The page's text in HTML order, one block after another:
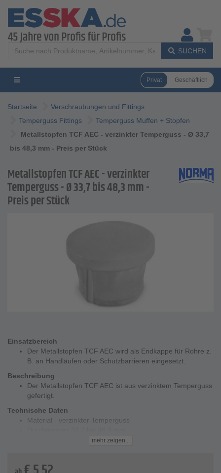
SUCHEN
Privat Geschäftlich
Startseite
Verschraubungen und Fittings
Temperguss Fittings
Temperguss Muffen + Stopfen
Metallstopfen TCF AEC - verzinkter Temperguss - Ø 33,7
bis 48,3 mm - Preis per Stück
Metallstopfen TCF AEC - verzinkter
Temperguss - Ø 33,7 bis 48,3 mm -
Preis per Stück
Einsatzbereich
Der Metallstopfen TCF AEC wird als Endkappe für Rohre z.
B. an Handläufen oder Schutzbarrieren eingesetzt.
Beschreibung
Der Metallstopfen TCF AEC ist aus verzinktem Temperguss
gefertigt.
Technische Daten
Material - verzinkter Temperguss
mehr zeigen...